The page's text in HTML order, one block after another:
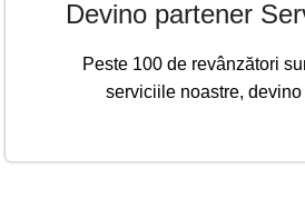
Devino partener
Peste 100 de revânzători
serviciile noastre,